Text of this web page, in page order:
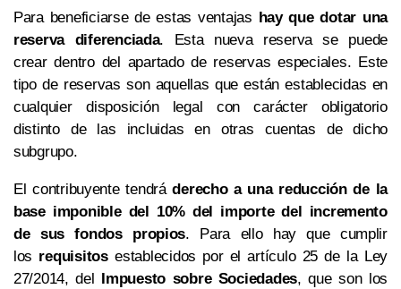
Para beneficiarse de estas ventajas hay que dotar una
reserva diferenciada. Esta nueva reserva se puede
crear dentro del apartado de reservas especiales. Este
tipo de reservas son aquellas que están establecidas en
cualquier disposición legal con carácter obligatorio
distinto de las incluidas en otras cuentas de dicho
subgrupo.
El contribuyente tendráderecho a una reducción de la
base imponible del 10% del importe del incremento
de sus fondos propios. Para ello hay que cumplir
los requisitosestablecidos por el artículo 25 de la Ley
27/2014, del Impuesto sobre Sociedades, que son los